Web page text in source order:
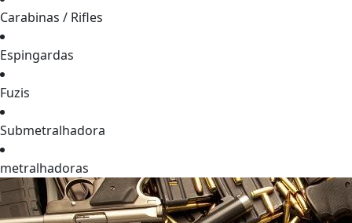
Carabinas / Rifles
Espingardas
Fuzis
Submetralhadora
metralhadoras